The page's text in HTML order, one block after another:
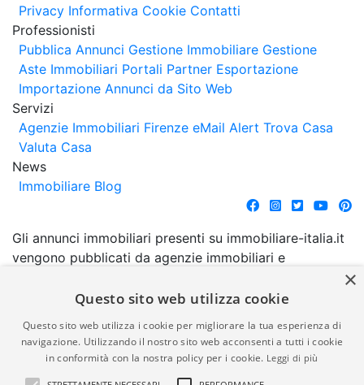
Privacy Informativa Cookie Contatti
Professionisti
Pubblica Annunci Gestione Immobiliare Gestione
Aste Immobiliari Portali Partner Esportazione
Importazione Annunci da Sito Web
Servizi
Agenzie Immobiliari Firenze eMail Alert Trova Casa
Valuta Casa
News
Immobiliare Blog
Gli annunci immobiliari presenti su immobiliare-italia.it
vengono pubblicati da agenzie immobiliari e
comporta l'approvazione o l'avallo da parte di
garanzia da parte di quest'ultima. immobiliare-italia.it
quindi non è responsabile della veridicità, della
correttezza, della completezza, della normativa in
×
Questo sito web utilizza cookie
Questo sito web utilizza i cookie per migliorare la tua esperienza di
navigazione. Utilizzando il nostro sito web acconsenti a tutti i cookie
in conformità con la nostra policy per i cookie. Leggi di più